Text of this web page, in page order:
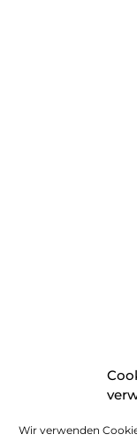
Wir verwenden